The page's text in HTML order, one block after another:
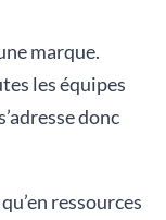
marque.
les équipes
donc
ressources